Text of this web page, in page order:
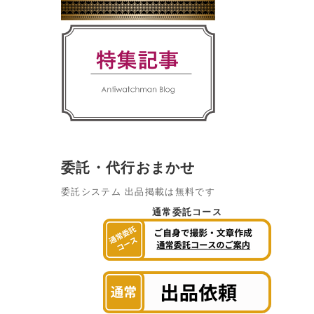
委託・代行おまかせ
委託システム 出品掲載は無料です
通常委託コース